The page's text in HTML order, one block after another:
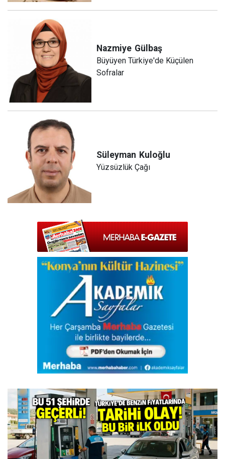
Nazmiye Gülbaş
Büyüyen Türkiye'de Küçülen
Sofralar
Süleyman Kuloğlu
Yüzsüzlük Çağı